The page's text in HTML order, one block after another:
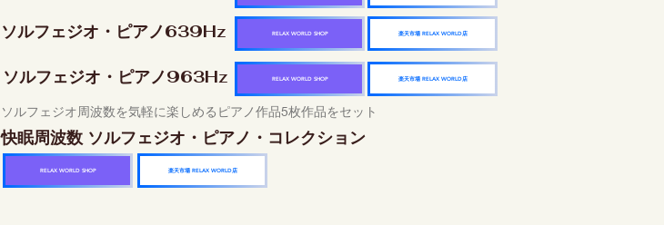
ソルフェジオ・ピアノ639Hz 楽天市場 RELAX WORLD店
RELAX WORLD SHOP
ソルフェジオ・ピアノ963Hz 楽天市場 RELAX WORLD店
RELAX WORLD SHOP
ソルフェジオ周波数を気軽に楽しめるピアノ作品5枚作品をセット
快眠周波数 ソルフェジオ・ピアノ・コレクション
RELAX WORLD SHOP 楽天市場 RELAX WORLD店